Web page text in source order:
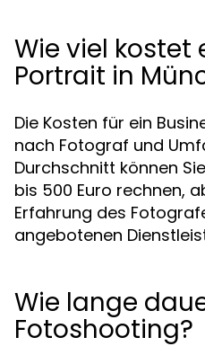
Wie viel kostet
Portrait in
Die Kosten für ein
nach Fotograf und
Durchschnitt können
bis 500 Euro rechnen,
Erfahrung des
angebotenen
Wie lange
Fotoshooting?